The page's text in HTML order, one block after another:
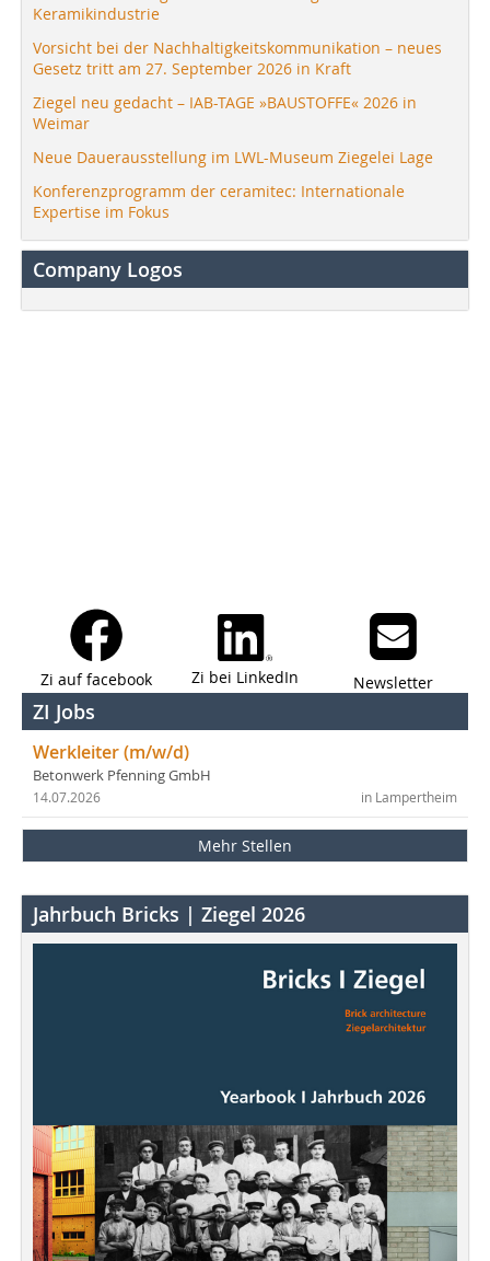
Keramikindustrie
Vorsicht bei der Nachhaltigkeitskommunikation – neues
Gesetz tritt am 27. September 2026 in Kraft
Ziegel neu gedacht – IAB-TAGE »BAUSTOFFE« 2026 in
Weimar
Neue Dauerausstellung im LWL-Museum Ziegelei Lage
Konferenzprogramm der ceramitec: Internationale
Expertise im Fokus
Company Logos
Zi auf facebook Zi bei LinkedIn Newsletter
ZI Jobs
Werkleiter (m/w/d)
Betonwerk Pfenning GmbH
in Lampertheim
14.07.2026
Mehr Stellen
Jahrbuch Bricks | Ziegel 2026